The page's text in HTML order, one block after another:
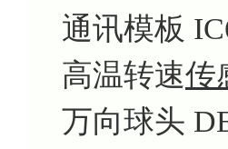
通讯模板
高温转速传
万向球头